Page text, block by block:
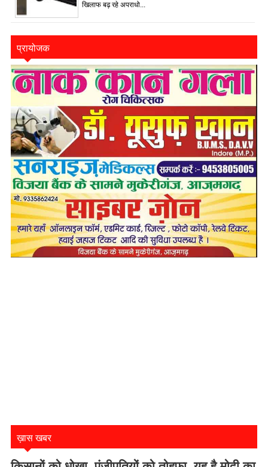
खिलाफ बढ़ रहे अपराधो...
प्रायोजक
ख़ास खबर